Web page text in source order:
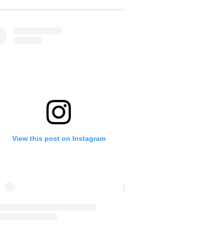
View this post on Instagram